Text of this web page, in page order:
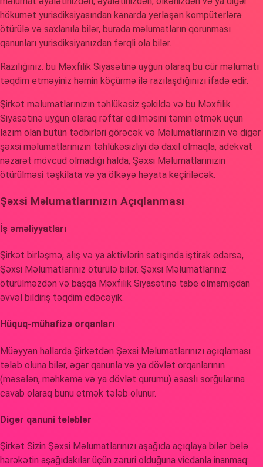
hökumət yurisdiksiyasından kənarda yerləşən kompüterlərə
ötürülə və saxlanıla bilər, burada məlumatların qorunması
qanunları yurisdiksiyanızdan fərqli ola bilər.
Razılığınız. bu Məxfilik Siyasətinə uyğun olaraq bu cür məlumatı
təqdim etməyiniz həmin köçürmə ilə razılaşdığınızı ifadə edir.
Şirkət məlumatlarınızın təhlükəsiz şəkildə və bu Məxfilik
Siyasətinə uyğun olaraq rəftar edilməsini təmin etmək üçün
lazım olan bütün tədbirləri görəcək və Məlumatlarınızın və digər
şəxsi məlumatlarınızın təhlükəsizliyi də daxil olmaqla, adekvat
nəzarət mövcud olmadığı halda, Şəxsi Məlumatlarınızın
ötürülməsi təşkilata və ya ölkəyə həyata keçiriləcək.
Şəxsi Məlumatlarınızın Açıqlanması
İş əməliyyatları
Şirkət birləşmə, alış və ya aktivlərin satışında iştirak edərsə,
Şəxsi Məlumatlarınız ötürülə bilər. Şəxsi Məlumatlarınız
ötürülməzdən və başqa Məxfilik Siyasətinə tabe olmamışdan
əvvəl bildiriş təqdim edəcəyik.
Hüquq-mühafizə orqanları
Müəyyən hallarda Şirkətdən Şəxsi Məlumatlarınızı açıqlaması
tələb oluna bilər, əgər qanunla və ya dövlət orqanlarının
(məsələn, məhkəmə və ya dövlət qurumu) əsaslı sorğularına
cavab olaraq bunu etmək tələb olunur.
Digər qanuni tələblər
Şirkət Sizin Şəxsi Məlumatlarınızı aşağıda açıqlaya bilər. belə
hərəkətin aşağıdakılar üçün zəruri olduğuna vicdanla inanmaq: